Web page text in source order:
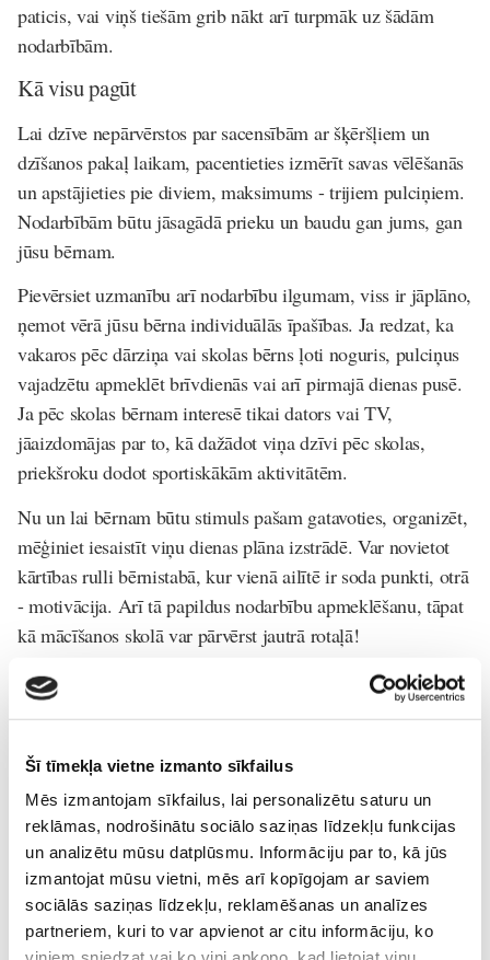
Šī tīmekļa vietne izmanto sīkfailus
Mēs izmantojam sīkfailus, lai personalizētu saturu un
reklāmas, nodrošinātu sociālo saziņas līdzekļu funkcijas
un analizētu mūsu datplūsmu. Informāciju par to, kā jūs
izmantojat mūsu vietni, mēs arī kopīgojam ar saviem
sociālās saziņas līdzekļu, reklamēšanas un analīzes
partneriem, kuri to var apvienot ar citu informāciju, ko
paticis, vai viņš tiešām grib nākt arī turpmāk uz šādām
nodarbībām.
Kā visu pagūt
Lai dzīve nepārvērstos par sacensībām ar šķēršļiem un
dzīšanos pakaļ laikam, pacentieties izmērīt savas vēlēšanās
un apstājieties pie diviem, maksimums - trijiem pulciņiem.
Nodarbībām būtu jāsagādā prieku un baudu gan jums, gan
jūsu bērnam.
Pievērsiet uzmanību arī nodarbību ilgumam, viss ir jāplāno,
ņemot vērā jūsu bērna individuālās īpašības. Ja redzat, ka
vakaros pēc dārziņa vai skolas bērns ļoti noguris, pulciņus
vajadzētu apmeklēt brīvdienās vai arī pirmajā dienas pusē.
Ja pēc skolas bērnam interesē tikai dators vai TV,
jāaizdomājas par to, kā dažādot viņa dzīvi pēc skolas,
priekšroku dodot sportiskākām aktivitātēm.
Nu un lai bērnam būtu stimuls pašam gatavoties, organizēt,
mēģiniet iesaistīt viņu dienas plāna izstrādē. Var novietot
kārtības rulli bērnistabā, kur vienā ailītē ir soda punkti, otrā
- motivācija. Arī tā papildus nodarbību apmeklēšanu, tāpat
kā mācīšanos skolā var pārvērst jautrā rotaļā!
Māmiņu Klubs
Jauno-Māmiņu-Klubs Pirmsskola
Talantīgie-bērni Uz-skolu
Lasi vēl